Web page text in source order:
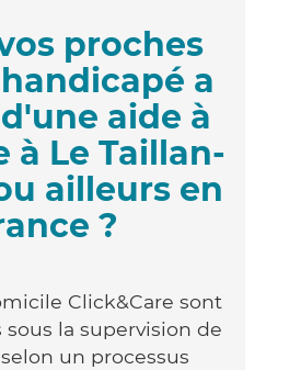
proches
a
aide à
à Le Taillan-
ailleurs en
?
Click&Care sont
la supervision de
un processus